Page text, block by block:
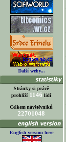
Další weby...
Stránky si právě
prohlíží 1146 lidí
Celkem návštěvníků
22701048
English version here